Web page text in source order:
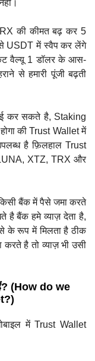
की कीमत बढ़ कर 5
से USDT में स्वैप कर लेंगे
वैल्यू 1 डॉलर के आस-
से हमारी पूंजी बढ़ती
कर सकते है, Staking
की Trust Wallet में
है फ़िलहाल Trust
XTZ, TRX और
बैंक में पैसे जमा करते
है बैंक हमे व्याज़ देता है,
के रूप में मिलता है ठीक
है तो व्याज़ भी उसी
(How do we
में Trust Wallet